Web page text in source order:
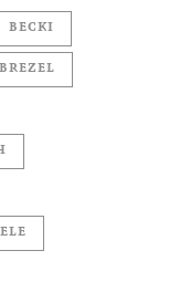
BECKI
BREZEL